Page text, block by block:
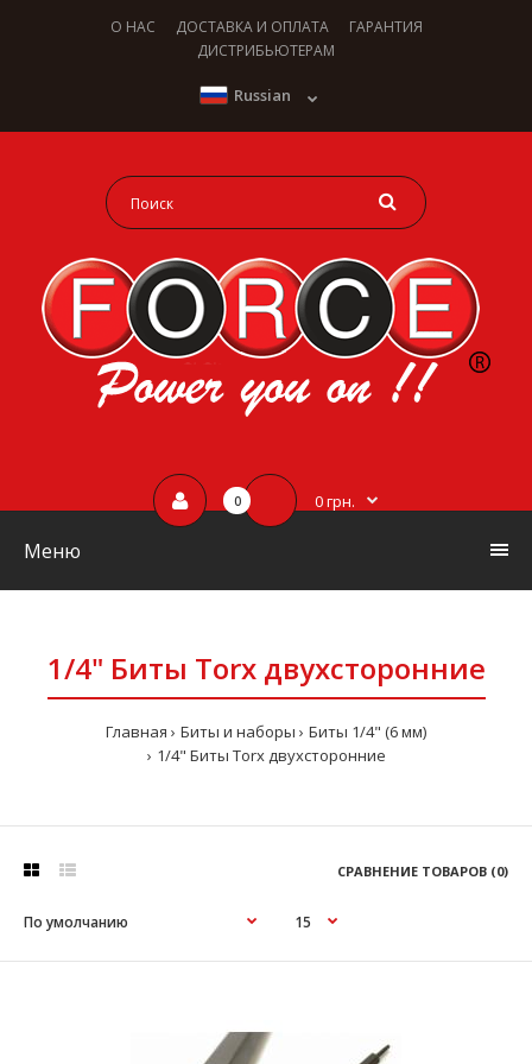
О НАС ДОСТАВКА И ОПЛАТА
ГАРАНТИЯ
ДИСТРИБЬЮТЕРАМ
Russian
0 0 грн.
Меню
1/4" Биты Torx двухсторонние
Главная Биты и наборы
Биты 1/4" (6 мм)
1/4" Биты Torx двухсторонние
СРАВНЕНИЕ ТОВАРОВ (0)